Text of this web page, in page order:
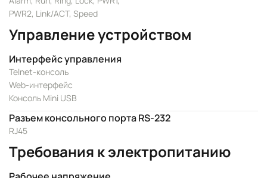
PWR2, Link/ACT, Speed
Управление устройством
Интерфейс управления
Telnet-консоль
Web-интерфейс
Консоль Mini USB
Разъем консольного порта RS-232
RJ45
Требования к электропитанию